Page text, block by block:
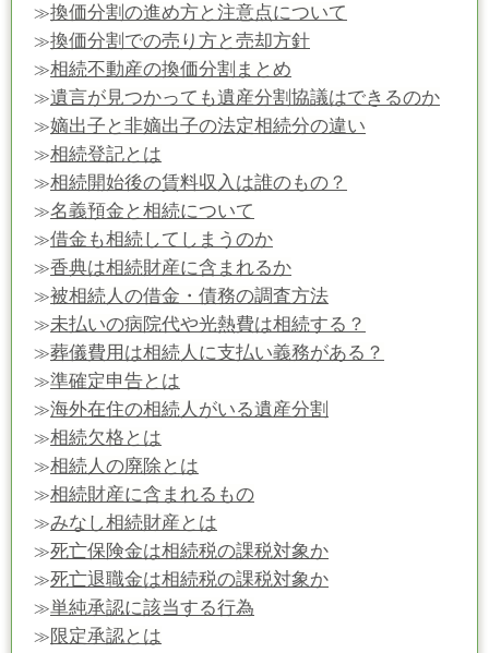
≫換価分割の進め方と注意点について
≫換価分割での売り方と売却方針
≫相続不動産の換価分割まとめ
≫遺言が見つかっても遺産分割協議はできるのか
≫嫡出子と非嫡出子の法定相続分の違い
≫相続登記とは
≫相続開始後の賃料収入は誰のもの？
≫名義預金と相続について
≫借金も相続してしまうのか
≫香典は相続財産に含まれるか
≫被相続人の借金・債務の調査方法
≫未払いの病院代や光熱費は相続する？
≫葬儀費用は相続人に支払い義務がある？
≫準確定申告とは
≫海外在住の相続人がいる遺産分割
≫相続欠格とは
≫相続人の廃除とは
≫相続財産に含まれるもの
≫みなし相続財産とは
≫死亡保険金は相続税の課税対象か
≫死亡退職金は相続税の課税対象か
≫単純承認に該当する行為
≫ 限定承認とは